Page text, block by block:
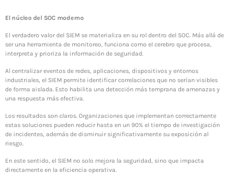
corporativa
29 SEPTIEMBRE, 2025
Ciberseguridad: el mejor cierre para tus metas
corporativas
17 DICIEMBRE, 2025
El núcleo del SOC moderno
El verdadero valor del SIEM se materializa en su rol dentro del SOC. Más allá de
ser una herramienta de monitoreo, funciona como el cerebro que procesa,
interpreta y prioriza la información de seguridad.
Al centralizar eventos de redes, aplicaciones, dispositivos y entornos
industriales, el SIEM permite identificar correlaciones que no serían visibles
de forma aislada. Esto habilita una detección más temprana de amenazas y
una respuesta más efectiva.
Los resultados son claros. Organizaciones que implementan correctamente
estas soluciones pueden reducir hasta en un 90% el tiempo de investigación
de incidentes, además de disminuir significativamente su exposición al
riesgo.
En este sentido, el SIEM no solo mejora la seguridad, sino que impacta
directamente en la eficiencia operativa.